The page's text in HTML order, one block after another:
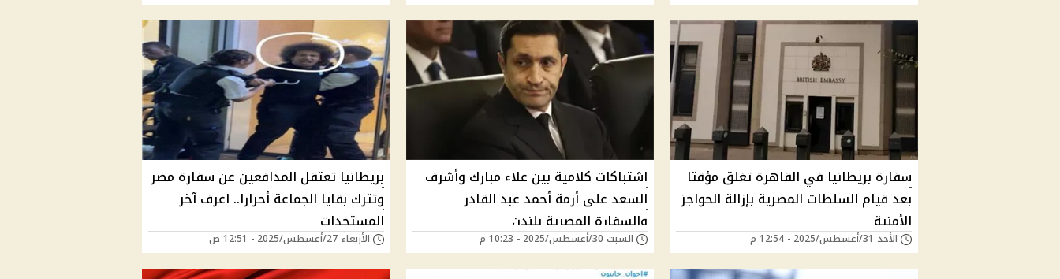
سفارة بريطانيا في القاهرة تغلق مؤقتا
بعد قيام السلطات المصرية بإزالة الحواجز
الأمنية
الأحد 31/أغسطس/2025 - 12:54 م
اشتباكات كلامية بين علاء مبارك وأشرف
السعد على أزمة أحمد عبد القادر
والسفارة المصرية بلندن
السبت 30/أغسطس/2025 - 10:23 م
بريطانيا تعتقل المدافعين عن سفارة مصر
وتترك بقايا الجماعة أحرارا.. اعرف آخر
المستجدات
الأربعاء 27/أغسطس/2025 - 12:51 ص